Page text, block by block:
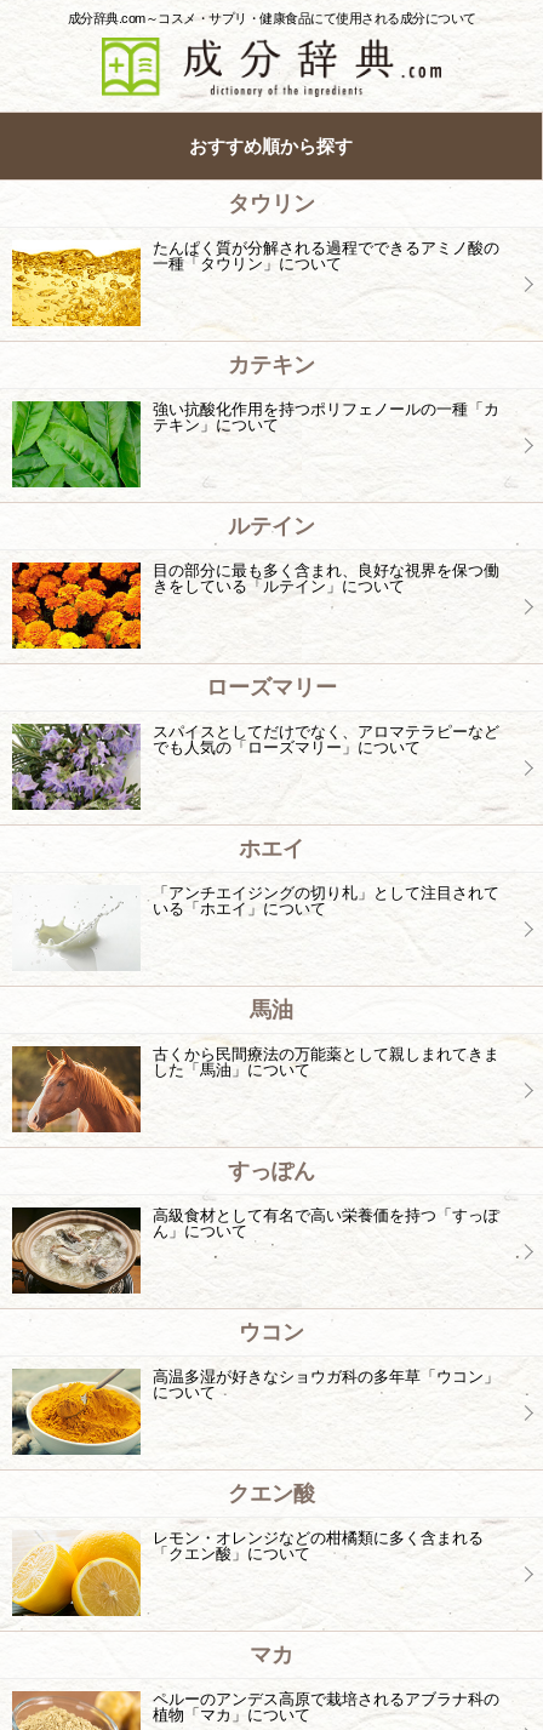
成分辞典.com～コスメ・サプリ・健康食品にて使用される成分について
おすすめ順から探す
タウリン
たんぱく質が分解される過程でできるアミノ酸の
一種「タウリン」について
カテキン
強い抗酸化作用を持つポリフェノールの一種「カ
テキン」について
ルテイン
目の部分に最も多く含まれ、良好な視界を保つ働
きをしている「ルテイン」について
ローズマリー
スパイスとしてだけでなく、アロマテラピーなど
でも人気の「ローズマリー」について
ホエイ
「アンチエイジングの切り札」として注目されて
いる「ホエイ」について
馬油
古くから民間療法の万能薬として親しまれてきま
した「馬油」について
すっぽん
高級食材として有名で高い栄養価を持つ「すっぽ
ん」について
ウコン
高温多湿が好きなショウガ科の多年草「ウコン」
について
クエン酸
レモン・オレンジなどの柑橘類に多く含まれる
「クエン酸」について
マカ
ペルーのアンデス高原で栽培されるアブラナ科の
植物「マカ」について